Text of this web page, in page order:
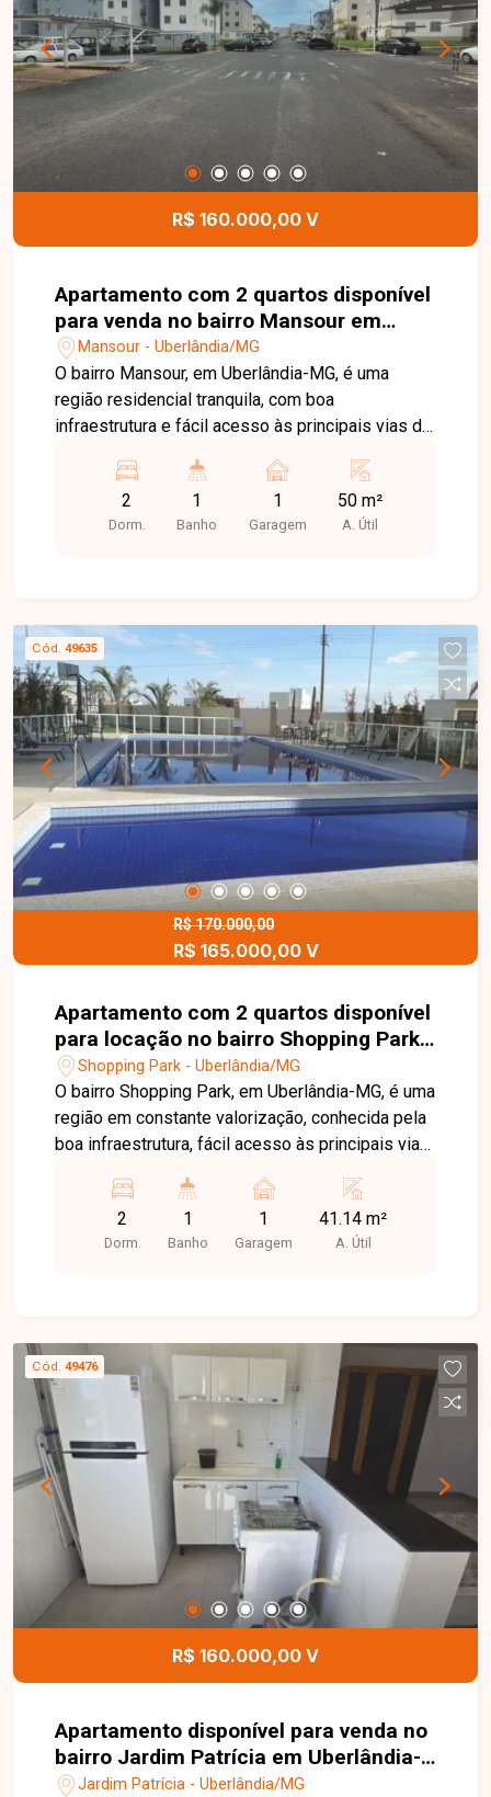
praticidade para os moradores. O condomínio
conta com salão de festas e taxa condominial
acessível, agregando mais comodidade ao
empreendimento. Entre em contato para mais
informações e conheça esta excelente
oportunidade de adquirir um imóvel quitado, com
documentação pronta para transferência, no
R$ 160.000,00 V
Apartamento com 2 quartos disponível
para venda no bairro Mansour em
Uberlândia-MG
Mansour - Uberlândia/MG
O bairro Mansour, em Uberlândia-MG, é uma
região residencial tranquila, com boa
infraestrutura e fácil acesso às principais vias da
vida para toda a família. Apartamento disponível
para venda, sendo sala, 2 quartos, banheiro
social, cozinha, área de serviço e 1 vaga de
moradores. Uma ótima oportunidade para morar
ou investir. Entre em contato para mais
informações e agende sua visita.
2
Dorm.
1
Banho
1
Garagem
50 m²
A. Útil
Cód. 49635
R$ 170.000,00
R$ 165.000,00 V
Apartamento com 2 quartos disponível
para locação no bairro Shopping Park
em Uberlândia-MG
Shopping Park - Uberlândia/MG
O bairro Shopping Park, em Uberlândia-MG, é uma
região em constante valorização, conhecida pela
boa infraestrutura, fácil acesso às principais vias
e serviços essenciais, além de estar próximo ao
Uberlândia Shopping e à UNITRI, oferecendo
ainda mais praticidade e qualidade de vida para
descoberta. O imóvel está localizado em um dos
melhores blocos do condomínio, próximo à
portaria, garantindo mais comodidade e
segurança no dia a dia. O condomínio conta com
portaria 24 horas e área de lazer completa,
incluindo duas piscinas (adulto e infantil), quadra
poliesportiva, sala de jogos, dois salões de
festas, espaço kids com brinquedoteca,
academia funcional, playground e churrasqueira.
Condomínio com água e gás inclusos. Entre em
contato e agende sua visita para conhecer essa
excelente oportunidade no Shopping Park.
2
Dorm.
1
Banho
1
Garagem
41.14 m²
A. Útil
Cód. 49476
R$ 160.000,00 V
Apartamento disponível para venda no
bairro Jardim Patrícia em Uberlândia-
MGJardim Patrícia - Uberlândia/MG